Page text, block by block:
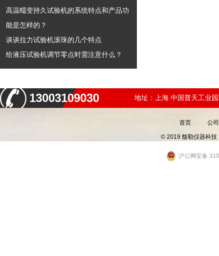
高温蠕变持久试验机的系统特点和产品功
能是怎样的？
谈谈拉力试验机滚珠的几个特点
给液压试验机调节零点时需注意什么？
13003109030 地址：上海.中国普天工业
首页 公
© 2019 馥勒仪器科技
沪公网安备